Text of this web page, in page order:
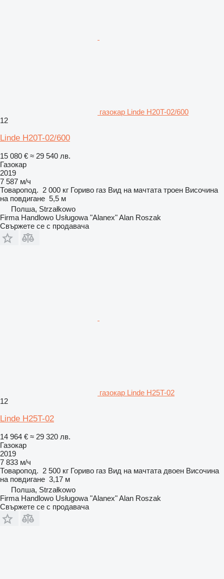
газокар Linde H20T-02/600
12
Linde H20T-02/600
15 080 € ≈ 29 540 лв.
Газокар
2019
7 587 м/ч
Товаропод. 2 000 кг Гориво газ Вид на мачтата троен Височина
на повдигане 5,5 м
Полша, Strzałkowo
Firma Handlowo Usługowa "Alanex" Alan Roszak
Свържете се с продавача
газокар Linde H25T-02
12
Linde H25T-02
14 964 € ≈ 29 320 лв.
Газокар
2019
7 833 м/ч
Товаропод. 2 500 кг Гориво газ Вид на мачтата двоен Височина
на повдигане 3,17 м
Полша, Strzałkowo
Firma Handlowo Usługowa "Alanex" Alan Roszak
Свържете се с продавача